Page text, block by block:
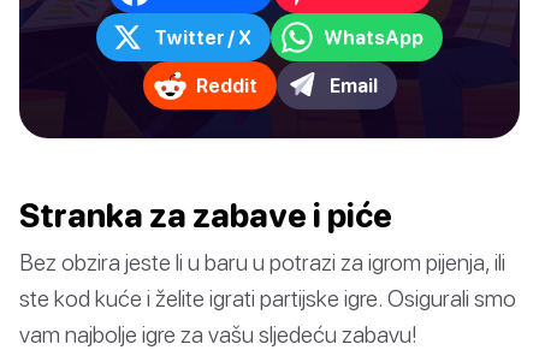
Twitter / X WhatsApp
Reddit Email
Stranka za zabave i piće
Bez obzira jeste li u baru u potrazi za igrom pijenja, ili
ste kod kuće i želite igrati partijske igre. Osigurali smo
vam najbolje igre za vašu sljedeću zabavu!